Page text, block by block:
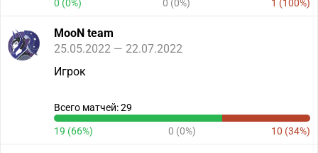
0 (0%) 0 (0%) 1 (100%)
MooN team
25.05.2022 — 22.07.2022
Игрок
Всего матчей: 29
19 (66%) 0 (0%) 10 (34%)